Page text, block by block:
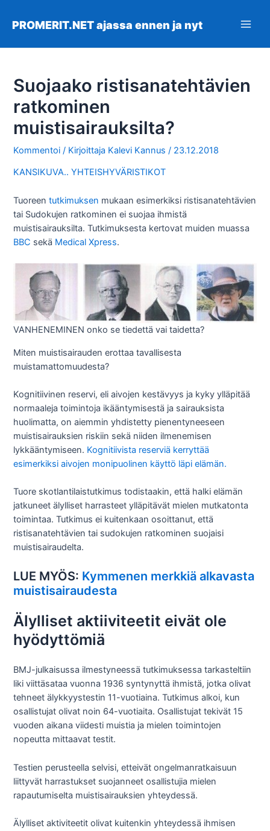
sisältöön
PROMERIT.NET ajassa ennen ja nyt
Suojaako ristisanatehtävien
ratkominen
muistisairauksilta?
Kommentoi / Kirjoittaja Kalevi Kannus/ 23.12.2018
KANSIKUVA.. YHTEISHYVÄRISTIKOT
Tuoreentutkimuksen mukaan esimerkiksi ristisanatehtävien
tai Sudokujen ratkominen ei suojaa ihmistä
muistisairauksilta. Tutkimuksesta kertovat muiden muassa
BBC sekä Medical Xpress.
VANHENEMINEN onko se tiedettä vai taidetta?
Miten muistisairauden erottaa tavallisesta
muistamattomuudesta?
Kognitiivinen reservi, eli aivojen kestävyys ja kyky ylläpitää
normaaleja toimintoja ikääntymisestä ja sairauksista
huolimatta, on aiemmin yhdistetty pienentyneeseen
muistisairauksien riskiin sekä niiden ilmenemisen
lykkääntymiseen. Kognitiivista reserviä kerryttää
esimerkiksi aivojen monipuolinen käyttö läpi elämän.
Tuore skotlantilaistutkimus todistaakin, että halki elämän
jatkuneet älylliset harrasteet ylläpitävät mielen mutkatonta
toimintaa. Tutkimus ei kuitenkaan osoittanut, että
ristisanatehtävien tai sudokujen ratkominen suojaisi
muistisairaudelta.
LUE MYÖS: Kymmenen merkkiä alkavasta
muistisairaudesta
Älylliset aktiiviteetit eivät ole
hyödyttömiä
BMJ-julkaisussa ilmestyneessä tutkimuksessa tarkasteltiin
liki viittäsataa vuonna 1936 syntynyttä ihmistä, jotka olivat
tehneet älykkyystestin 11-vuotiaina. Tutkimus alkoi, kun
osallistujat olivat noin 64-vuotiaita. Osallistujat tekivät 15
vuoden aikana viidesti muistia ja mielen toimintojen
nopeutta mittaavat testit.
Testien perusteella selvisi, etteivät ongelmanratkaisuun
liittyvät harrastukset suojanneet osallistujia mielen
rapautumiselta muistisairauksien yhteydessä.
Älylliset aktiviteetit olivat kuitenkin yhteydessä ihmisen